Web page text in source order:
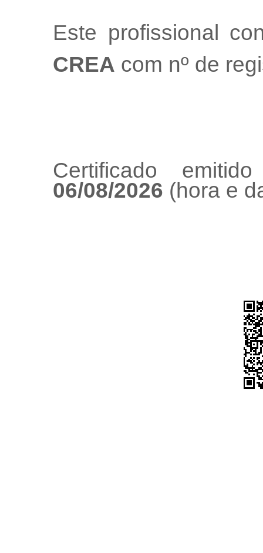
Este profissional
CREA com nº de
Certificado
06/08/2026 (hora e